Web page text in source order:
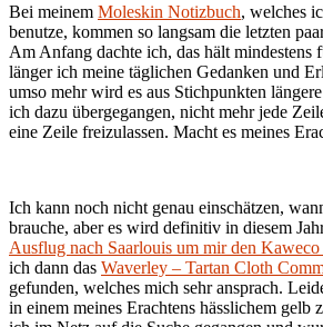
Bei meinem Moleskin Notizbuch, welches
benutze, kommen so langsam die letzten
Am Anfang dachte ich, das hält mindestens
länger ich meine täglichen Gedanken und
umso mehr wird es aus Stichpunkten
ich dazu übergegangen, nicht mehr jede
eine Zeile freizulassen. Macht es meines
Ich kann noch nicht genau einschätzen,
brauche, aber es wird definitiv in diesem
Ausflug nach Saarlouis um mir den
ich dann das Waverley – Tartan Cloth
gefunden, welches mich sehr ansprach.
in einem meines Erachtens hässlichem gelb